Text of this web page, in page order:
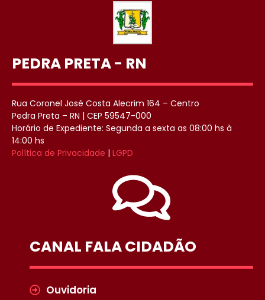
PEDRA PRETA - RN
Rua Coronel José Costa Alecrim 164 – Centro
Pedra Preta – RN | CEP 59547-000
Horário de Expediente: Segunda a sexta as 08:00 hs à
14:00 hs
Política de Privacidade | LGPD
CANAL FALA CIDADÃO
Ouvidoria